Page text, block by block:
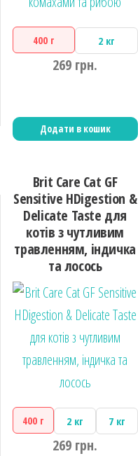
400 г 2 кг
269 грн.
Додати в кошик
Brit Care Cat GF
Sensitive HDigestion &
Delicate Taste для
котів з чутливим
травленням, індичка
та лосось
400 г 2 кг 7 кг
269 грн.